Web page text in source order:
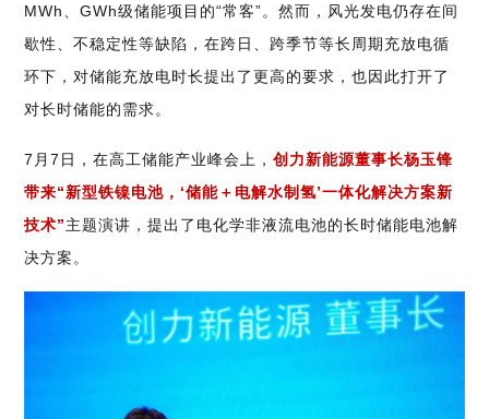
MWh、GWh级储能项目的“常客”。然而，风光发电仍存在间
歇性、不稳定性等缺陷，在跨日、跨季节等长周期充放电循
环下，对储能充放电时长提出了更高的要求，也因此打开了
对长时储能的需求。
7月7日，在高工储能产业峰会上， 创力新能源董事长杨玉锋
带来“新型铁镍电池，‘储能＋电解水制氢’一体化解决方案新
技术”主题演讲，提出了电化学非液流电池的长时储能电池解
决方案。